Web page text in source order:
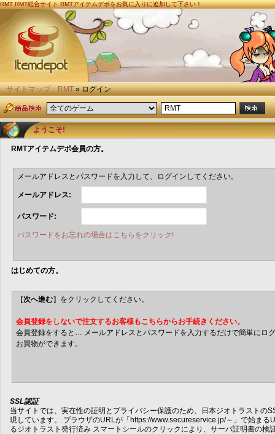
RMT RMT総合サイト RMTアイテムデポをお気に入りに追加して下さい！
サイトマップ RMT» ログイン
ようこそ!
RMTアイテムデポ会員の方。
メールアドレスとパスワードを入力して、ログインしてください。
メールアドレス:
パスワード:
パスワードをお忘れの場合はこちらをクリック!
はじめての方。
［次へ進む］ をクリックしてください。
会員登録をしないで注文するお客様もこちらからお手続きください。
会員登録をすると… メールアドレスとパスワードを入力するだけで簡単にロ
お買物ができます。
SSL認証
当サイトでは、実在性の証明とプライバシー保護のため、日本ジオトラストの
現しています。 ブラウザのURLが「https://www.secureservice.jp/～」で始ま
るジオトラスト発行済み スマートシールのクリックにより、サーバ証明書の検